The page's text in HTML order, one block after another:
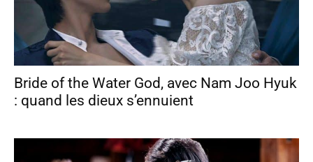
Bride of the Water God, avec Nam Joo Hyuk
: quand les dieux s’ennuient